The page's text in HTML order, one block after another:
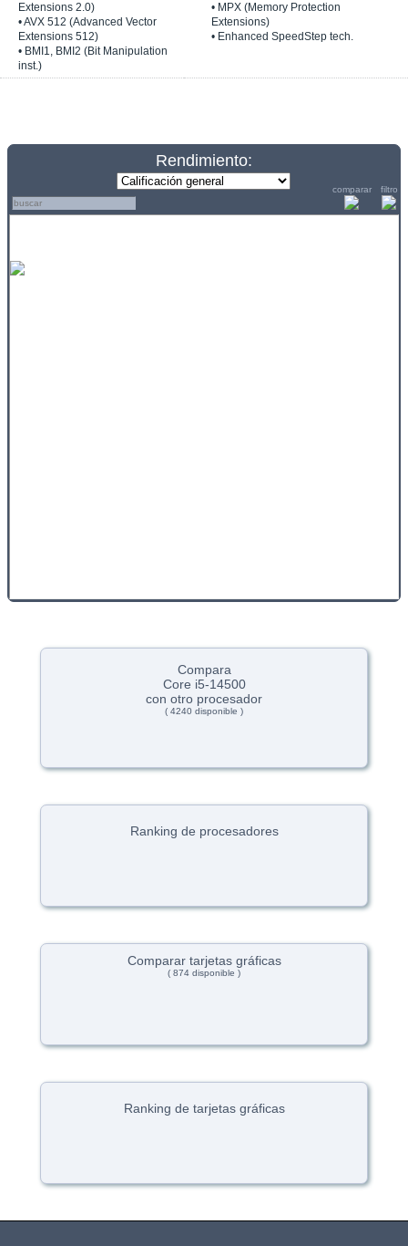
Extensions 2.0)
• AVX 512 (Advanced Vector
Extensions 512)
• BMI1, BMI2 (Bit Manipulation
inst.)
• MPX (Memory Protection
Extensions)
• Enhanced SpeedStep tech.
Rendimiento:
comparar filtro
Compara
Core i5-14500
con otro procesador
( 4240 disponible )
Ranking de procesadores
Comparar tarjetas gráficas
( 874 disponible )
Ranking de tarjetas gráficas